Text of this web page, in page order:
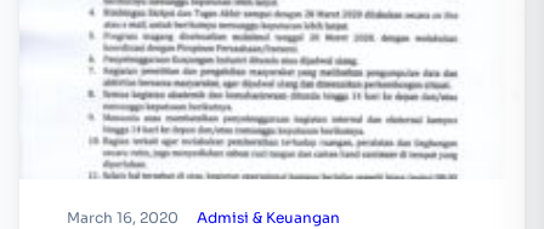
March 16, 2020 Admisi & Keuangan